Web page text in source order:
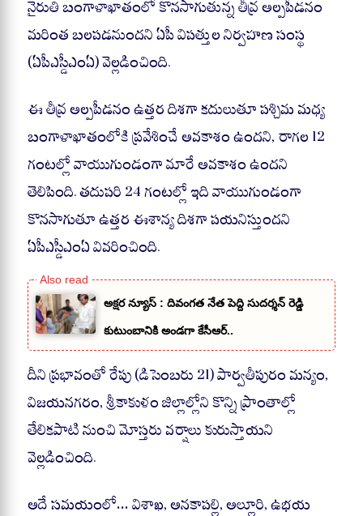
A
ppoka
m
మరింత బలపడనుందని ఏపీ విపత్తుల నిర్వహణ సంస్థ
(ఏపీఎస్డీఎంఏ) వెల్లడించింది.
ఈ తీవ్ర అల్పపీడనం ఉత్తర దిశగా కదులుతూ పశ్చిమ మధ్య
బంగాళాఖాతంలోకి ప్రవేశించే అవకాశం ఉందని, రాగల 12
గంటల్లో వాయుగుండంగా మారే అవకాశం ఉందని
తెలిపింది. తదుపరి 24 గంటల్లో ఇది వాయుగుండంగా
కొనసాగుతూ ఉత్తర ఈశాన్య దిశగా పయనిస్తుందని
ఏపీఎస్డీఎంఏ వివరించింది.
అక్షర న్యూస్ : దివంగత నేత పెద్ది సుదర్శన్ రెడ్డి
కుటుంబానికి అండగా కేసీఆర్..
దీని ప్రభావంతో రేపు (డిసెంబరు 21) పార్వతీపురం మన్యం,
విజయనగరం, శ్రీకాకుళం జిల్లాల్లోని కొన్ని ప్రాంతాల్లో
తేలికపాటి నుంచి మోస్తరు వర్షాలు కురుస్తాయని
వెల్లడించింది.
అదే సమయంలో… విశాఖ, అనకాపల్లి, అల్లూరి, ఉభయ